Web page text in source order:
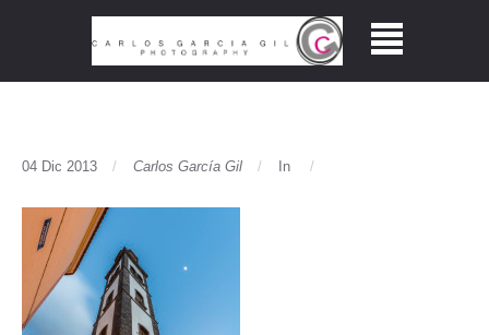
04 Dic 2013 Carlos García Gil In